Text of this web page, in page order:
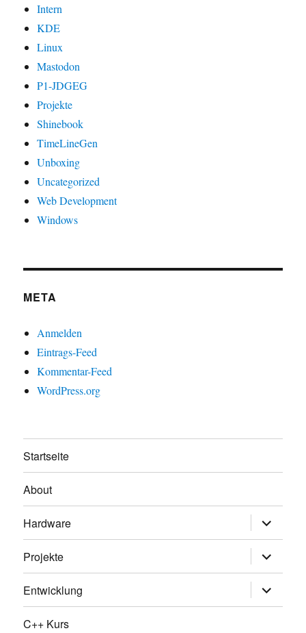
Intern
KDE
Linux
Mastodon
P1-JDGEG
Projekte
Shinebook
TimeLineGen
Unboxing
Uncategorized
Web Development
Windows
META
Anmelden
Eintrags-Feed
Kommentar-Feed
WordPress.org
Startseite
About
Hardware
öffnen
Projekte
öffnen
Entwicklung
öffnen
C++ Kurs